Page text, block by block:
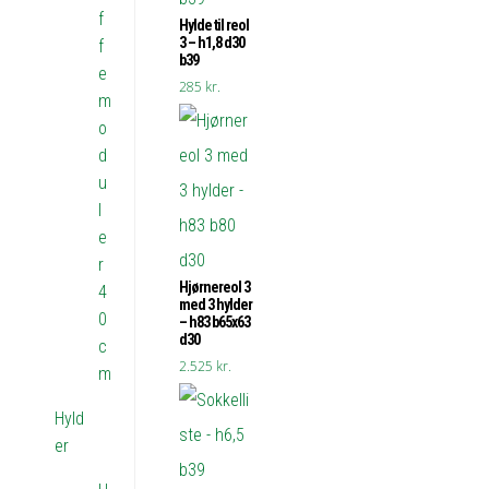
Hylde til reol
3 – h1,8 d30
b39
285 kr.
Hjørnereol 3
med 3 hylder
– h83 b65x63
d30
2.525 kr.
f
f
e
m
o
d
u
l
e
r
4
0
c
m
Hyld
er